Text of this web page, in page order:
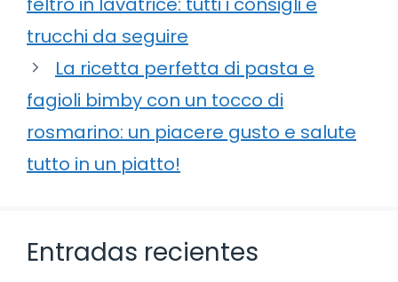
trucchi da seguire
La ricetta perfetta di pasta e
fagioli bimby con un tocco di
rosmarino: un piacere gusto e salute
tutto in un piatto!
Entradas recientes